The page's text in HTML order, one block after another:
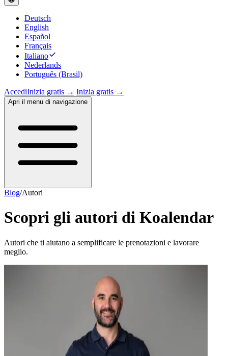
Deutsch
English
Español
Français
Italiano
Nederlands
Português (Brasil)
AccediInizia gratis → Inizia gratis →
Apri il menu di navigazione
Blog/Autori
Scopri gli autori di Koalendar
Autori che ti aiutano a semplificare le prenotazioni e lavorare
meglio.